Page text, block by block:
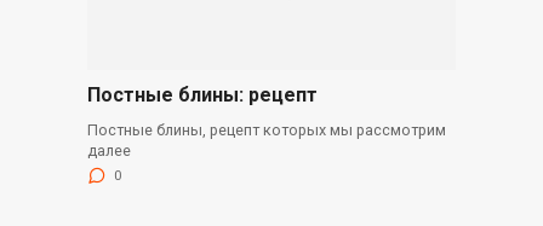
Постные блины: рецепт
Постные блины, рецепт которых мы рассмотрим
далее
0